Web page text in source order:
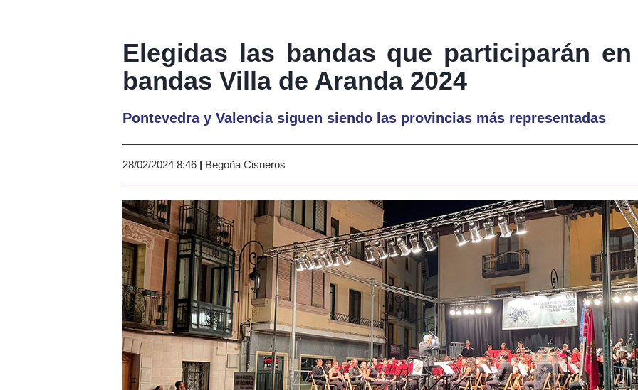
Elegidas las bandas que participarán
bandas Villa de Aranda 2024
Pontevedra y Valencia siguen siendo las provincias más representadas
28/02/2024 8:46 | Begoña Cisneros